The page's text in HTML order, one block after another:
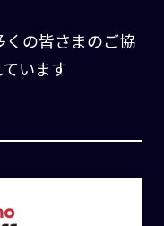
くの皆さまのご協
います